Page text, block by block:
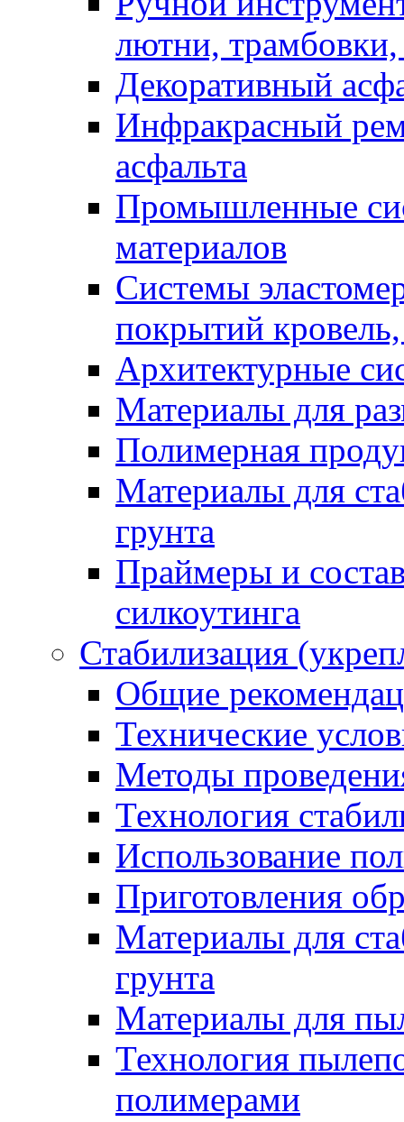
лютни, трамбовки,
Декоративный
Инфракрасный
асфальта
Промышленные
материалов
Системы
покрытий
Архитектурные
Материалы для
Полимерная
Материалы для
грунта
Праймеры и
силкоутинга
Стабилизация
Общие
Технические
Методы
Технология
Использование
Приготовления
Материалы для
грунта
Материалы для
Технология
полимерами